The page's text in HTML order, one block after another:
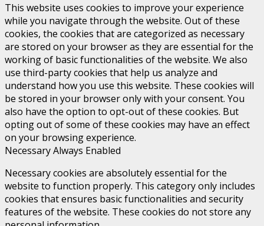
This website uses cookies to improve your experience
while you navigate through the website. Out of these
cookies, the cookies that are categorized as necessary
are stored on your browser as they are essential for the
working of basic functionalities of the website. We also
use third-party cookies that help us analyze and
understand how you use this website. These cookies will
be stored in your browser only with your consent. You
also have the option to opt-out of these cookies. But
opting out of some of these cookies may have an effect
on your browsing experience.
NecessaryAlways Enabled
Necessary cookies are absolutely essential for the
website to function properly. This category only includes
cookies that ensures basic functionalities and security
features of the website. These cookies do not store any